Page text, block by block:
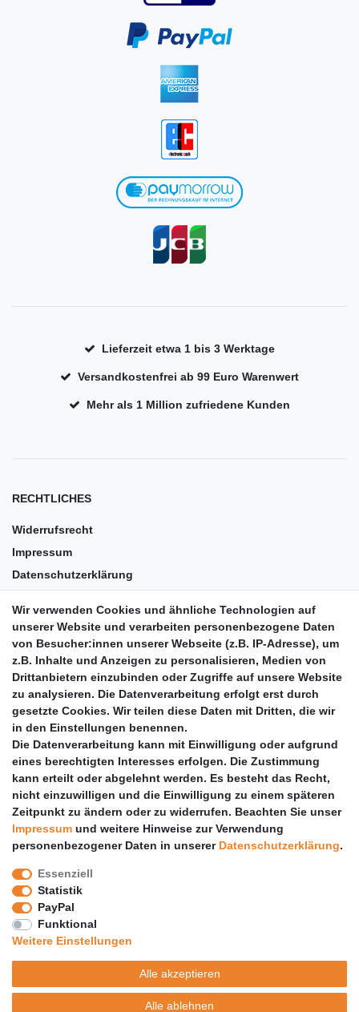
Lieferzeit etwa 1 bis 3 Werktage
Versandkostenfrei ab 99 Euro Warenwert
Mehr als 1 Million zufriedene Kunden
RECHTLICHES
Widerrufsrecht
Impressum
Datenschutzerklärung
Barrierefreiheit
Anleitungen
Vertrag widerrufen
PARTNER
DHL
GLS
PaketPLUS
SPONSORING
Malchower SV 90
Malchower Wölfe
ZERTIFIKATE
Händlerbund
Trusted Shops
Wir verwenden Cookies und ähnliche Technologien auf
unserer Website und verarbeiten personenbezogene Daten
von Besucher:innen unserer Webseite (z.B. IP-Adresse), um
z.B. Inhalte und Anzeigen zu personalisieren, Medien von
Drittanbietern einzubinden oder Zugriffe auf unsere Website
zu analysieren. Die Datenverarbeitung erfolgt erst durch
gesetzte Cookies. Wir teilen diese Daten mit Dritten, die wir
in den Einstellungen benennen.
Die Datenverarbeitung kann mit Einwilligung oder aufgrund
eines berechtigten Interesses erfolgen. Die Zustimmung
kann erteilt oder abgelehnt werden. Es besteht das Recht,
nicht einzuwilligen und die Einwilligung zu einem späteren
Zeitpunkt zu ändern oder zu widerrufen. Beachten Sie unser
Impressum und weitere Hinweise zur Verwendung
personenbezogener Daten in unserer Daten­schutz­erklärung.
Essenziell
Statistik
PayPal
Funktional
Weitere Einstellungen
Alle akzeptieren
Alle ablehnen